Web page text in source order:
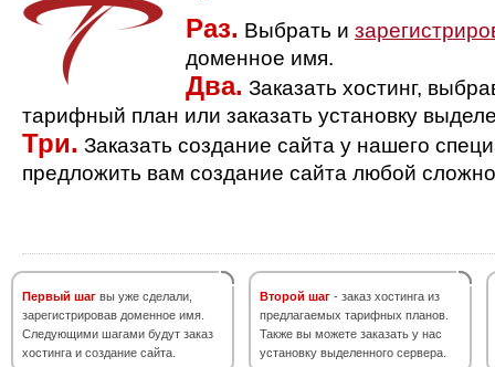
Раз. Выбрать и
доменное имя.
Два. Заказать хостинг,
тарифный план или заказать установку
Три. Заказать создание сайта у нашего
предложить вам создание сайта любой
Первый шаг вы уже сделали,
зарегистрировав доменное имя.
Следующими шагами будут заказ
хостинга и создание сайта.
Второй шаг - заказ хостинга из
предлагаемых тарифных планов.
Также вы можете заказать у нас
установку выделенного сервера.